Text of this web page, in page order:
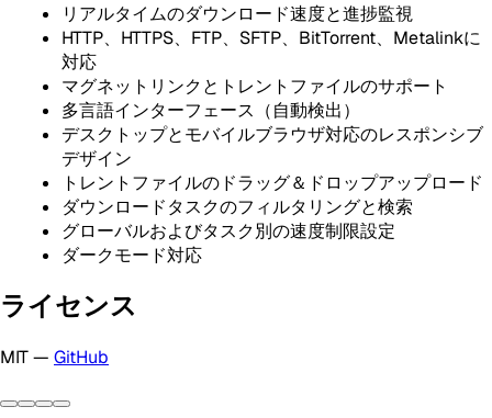
リアルタイムのダウンロード速度と進捗監視
HTTP、HTTPS、FTP、SFTP、BitTorrent、Metalinkに
対応
マグネットリンクとトレントファイルのサポート
多言語インターフェース（自動検出）
デスクトップとモバイルブラウザ対応のレスポンシブ
デザイン
トレントファイルのドラッグ＆ドロップアップロード
ダウンロードタスクのフィルタリングと検索
グローバルおよびタスク別の速度制限設定
ダークモード対応
ライセンス
MIT — GitHub